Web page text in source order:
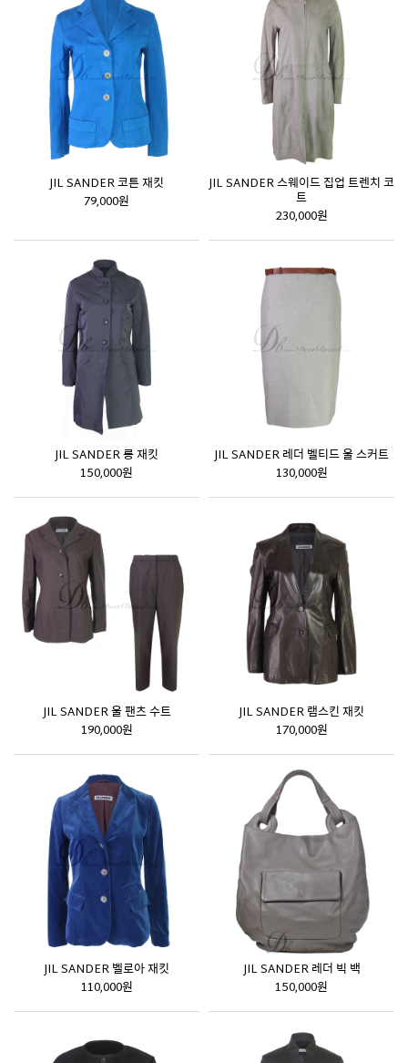
JIL SANDER 코튼 재킷
79,000원
JIL SANDER 스웨이드 집업 트렌치 코
트
230,000원
JIL SANDER 롱 재킷
150,000원
JIL SANDER 레더 벨티드 울 스커트
130,000원
JIL SANDER 울 팬츠 수트
190,000원
JIL SANDER 램스킨 재킷
170,000원
JIL SANDER 벨로아 재킷
110,000원
JIL SANDER 레더 빅 백
150,000원